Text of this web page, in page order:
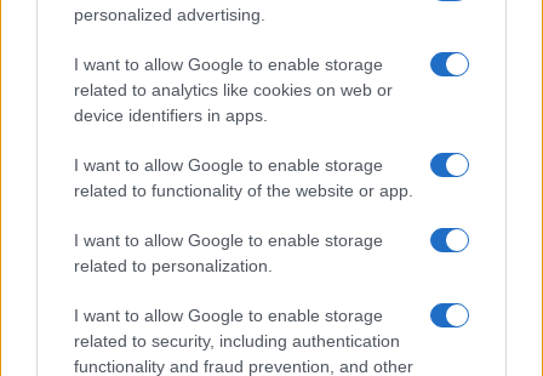
personalized advertising.
I want to allow Google to enable storage
related to analytics like cookies on web or
device identifiers in apps.
I want to allow Google to enable storage
related to functionality of the website or app.
I want to allow Google to enable storage
related to personalization.
I want to allow Google to enable storage
related to security, including authentication
functionality and fraud prevention, and other